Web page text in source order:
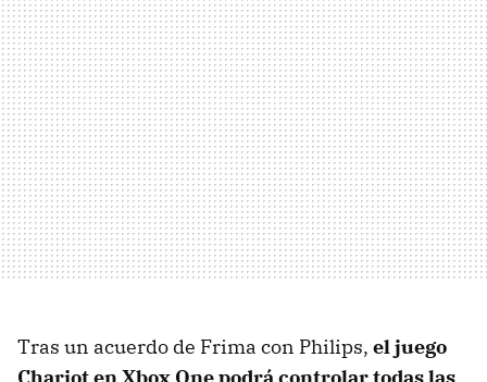
Tras un acuerdo de Frima con Philips, el juego
Chariot en Xbox One podrá controlar todas las